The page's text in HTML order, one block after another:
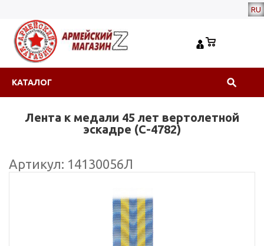
RU
КАТАЛОГ
Лента к медали 45 лет вертолетной
эскадре (С-4782)
Артикул: 14130056Л